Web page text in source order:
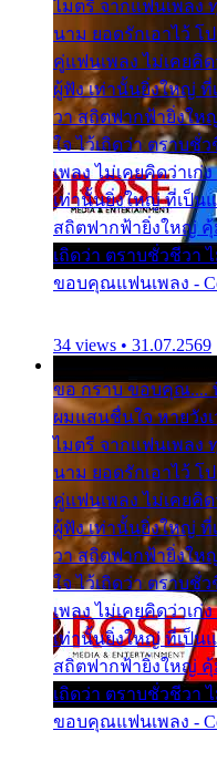
ไมตรี จากแฟนเพลง
นาม ยอดรักเอาไว้ โ
คู่แฟนเพลง ไม่เคยคิ
ผู้ฟัง เท่านั้นยิ่งใหญ่ ที่
วา สถิตฟากฟ้ายิ่งให
ใจ ไว้เถิดว่า ตราบชั่
เพลง ไม่เคยคิดว่าเ
เท่านั้นยิ่งใหญ่ ที่เป็น
สถิตฟากฟ้ายิ่งใหญ่ คุ้
เถิดว่า ตราบชั่วชีวา
ขอบคุณแฟนเพลง -
34 views • 31.07.2569
ขอ กราบ ขอบคุณ....
ผมแสนชื่นใจ หายวัง
ไมตรี จากแฟนเพลง
นาม ยอดรักเอาไว้ โ
คู่แฟนเพลง ไม่เคยคิ
ผู้ฟัง เท่านั้นยิ่งใหญ่ ที่
วา สถิตฟากฟ้ายิ่งให
ใจ ไว้เถิดว่า ตราบชั่
เพลง ไม่เคยคิดว่าเ
เท่านั้นยิ่งใหญ่ ที่เป็น
สถิตฟากฟ้ายิ่งใหญ่ คุ้
เถิดว่า ตราบชั่วชีวา
ขอบคุณแฟนเพลง -